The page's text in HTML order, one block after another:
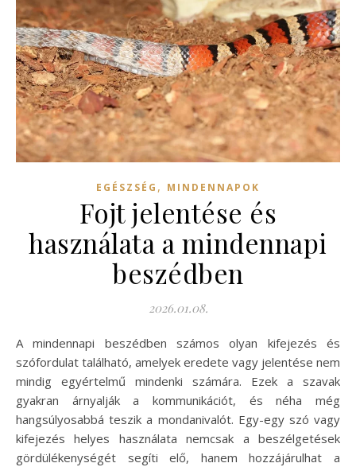
EGÉSZSÉG , MINDENNAPOK
Fojt jelentése és
használata a mindennapi
beszédben
2026.01.08.
A mindennapi beszédben számos olyan kifejezés és
szófordulat található, amelyek eredete vagy jelentése nem
mindig egyértelmű mindenki számára. Ezek a szavak
gyakran árnyalják a kommunikációt, és néha még
hangsúlyosabbá teszik a mondanivalót. Egy-egy szó vagy
kifejezés helyes használata nemcsak a beszélgetések
gördülékenységét segíti elő, hanem hozzájárulhat a